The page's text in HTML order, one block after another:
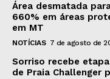
Área desmatada
660% em áreas
em MT
NOTÍCIAS 7 de agosto de
Sorriso recebe
de Praia Challenger